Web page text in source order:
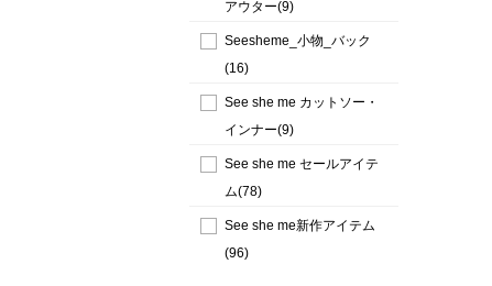
アウター(9)
Seesheme_小物_バック
(16)
See she me カットソー・
インナー(9)
See she me セールアイテ
ム(78)
See she me新作アイテム
(96)